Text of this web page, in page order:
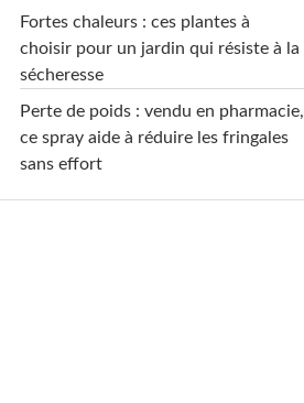
Fortes chaleurs : ces plantes à
choisir pour un jardin qui résiste à la
sécheresse
Perte de poids : vendu en pharmacie,
ce spray aide à réduire les fringales
sans effort